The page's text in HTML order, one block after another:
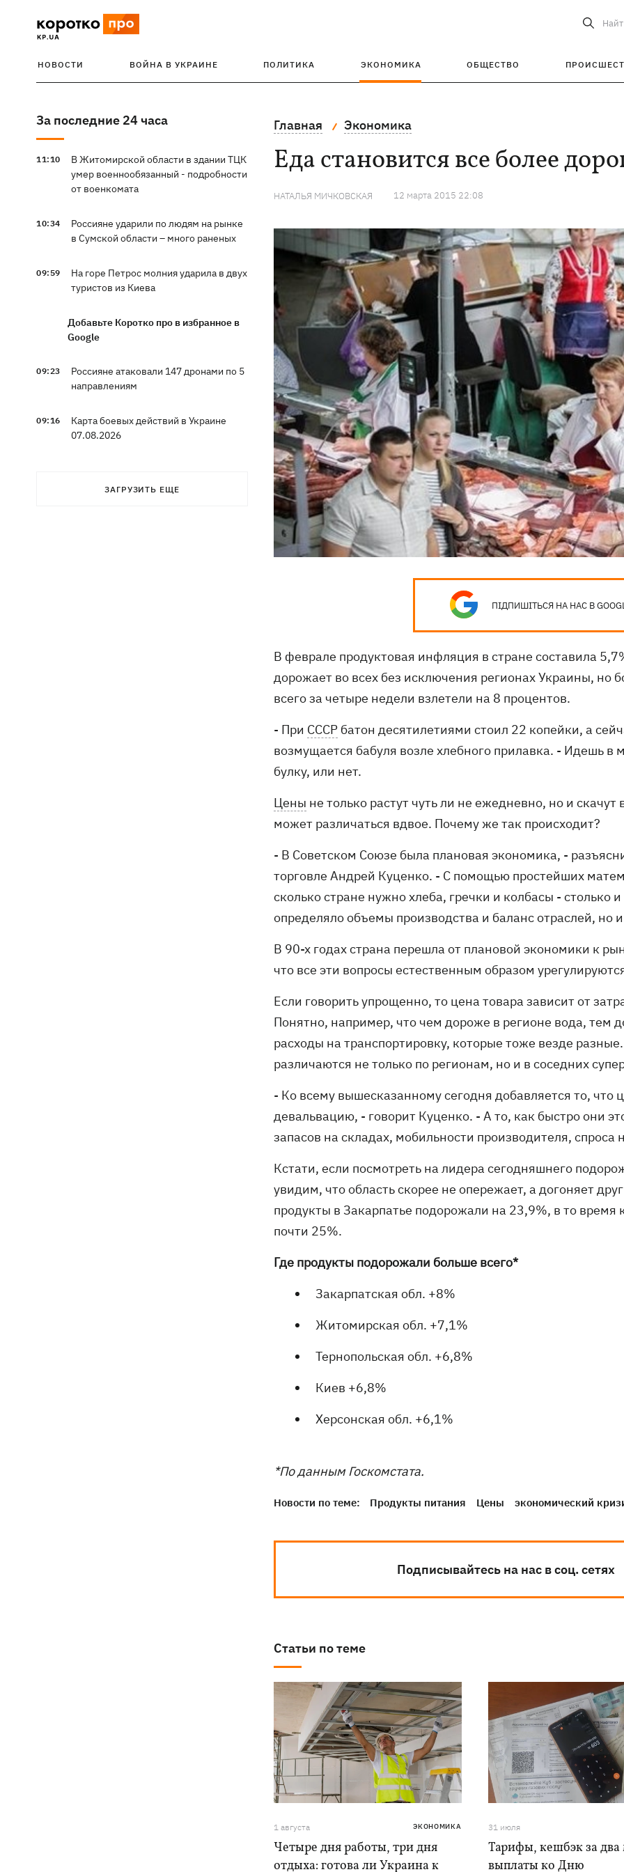
НОВОСТИ ВОЙНА В УКРАИНЕ ПОЛИТИКА ЭКОНОМИКА ОБЩЕСТВО
За последние 24 часа
11:10
В Житомирской области в здании ТЦК
умер военнообязанный - подробности
от военкомата
10:34
Россияне ударили по людям на рынке
в Сумской области – много раненых
09:59
На горе Петрос молния ударила в двух
туристов из Киева
Добавьте Коротко про в избранное в
Google
09:23
Россияне атаковали 147 дронами по 5
направлениям
09:16
Карта боевых действий в Украине
07.08.2026
завершения войны в Украине -
ЗАГРУЗИТЬ ЕЩЕ
Главная Экономика
Еда становится все более
НАТАЛЬЯ МИЧКОВСКАЯ 12 марта 2015 22:08
ПІДПИШІТЬСЯ НА НАС В
В феврале продуктовая инфляция в стране составила
дорожает во всех без исключения регионах Украины, но
всего за четыре недели взлетели на 8 процентов.
- При СССР батон десятилетиями стоил 22 копейки, а
возмущается бабуля возле хлебного прилавка. - Идешь в
булку, или нет.
Цены не только растут чуть ли не ежедневно, но и
может различаться вдвое. Почему же так происходит?
- В Советском Союзе была плановая экономика, -
торговле Андрей Куценко. - С помощью простейших
сколько стране нужно хлеба, гречки и колбасы - столько
определяло объемы производства и баланс отраслей, но
В 90-х годах страна перешла от плановой экономики к
что все эти вопросы естественным образом
Если говорить упрощенно, то цена товара зависит от
Понятно, например, что чем дороже в регионе вода, тем
расходы на транспортировку, которые тоже везде
различаются не только по регионам, но и в соседних
- Ко всему вышесказанному сегодня добавляется то, что
девальвацию, - говорит Куценко. - А то, как быстро они
запасов на складах, мобильности производителя,
Кстати, если посмотреть на лидера сегодняшнего
увидим, что область скорее не опережает, а догоняет
продукты в Закарпатье подорожали на 23,9%, в то время
почти 25%.
Где продукты подорожали больше всего*
Закарпатская обл. +8%
Житомирская обл. +7,1%
Тернопольская обл. +6,8%
Киев +6,8%
Херсонская обл. +6,1%
*По данным Госкомстата.
Новости по теме: Продукты питания Цены экономический
Подписывайтесь на нас в соц. сетях
Статьи по теме
1 августа ЭКОНОМИКА
Четыре дня работы, три дня
отдыха: готова ли Украина к
31 июля
Тарифы, кешбэк за два
выплаты ко Дню